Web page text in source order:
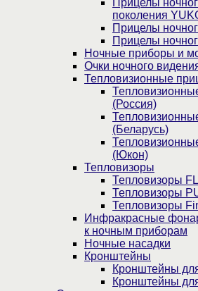
Прицелы
поколения
Прицелы
Прицелы
Ночные приборы и
Очки ночного
Тепловизионные
(Россия)
(Беларусь)
(Юкон)
Тепловизоры
Тепловизоры
Тепловизоры
Тепловизоры
Инфракрасные
к ночным приборам
Ночные насадки
Кронштейны
Кронштейны
Кронштейны